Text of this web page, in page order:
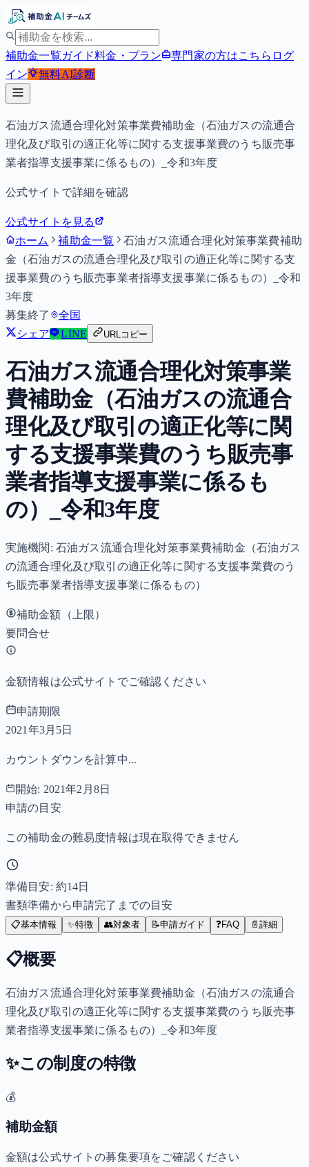
補助金一覧ガイド料金・プラン 専門家の方はこちら ログ
イン
無料AI診断
石油ガス流通合理化対策事業費補助金（石油ガスの流通合
理化及び取引の適正化等に関する支援事業費のうち販売事
業者指導支援事業に係るもの）_令和3年度
公式サイトで詳細を確認
公式サイトを見る
ホーム
補助金一覧
石油ガス流通合理化対策事業費補助
金（石油ガスの流通合理化及び取引の適正化等に関する支
援事業費のうち販売事業者指導支援事業に係るもの）_令和
3年度
募集終了
全国
シェア
LINE URLコピー
石油ガス流通合理化対策事業
費補助金（石油ガスの流通合
理化及び取引の適正化等に関
する支援事業費のうち販売事
業者指導支援事業に係るも
の）_令和3年度
実施機関: 石油ガス流通合理化対策事業費補助金（石油ガス
の流通合理化及び取引の適正化等に関する支援事業費のう
ち販売事業者指導支援事業に係るもの）
補助金額（上限）
要問合せ
金額情報は公式サイトでご確認ください
申請期限
2021年3月5日
カウントダウンを計算中...
開始: 2021年2月8日
申請の目安
この補助金の難易度情報は現在取得できません
準備目安: 約14日
書類準備から申請完了までの目安
📋基本情報 ✨特徴 👥対象者 📝申請ガイド ❓FAQ 📄 詳細
📋概要
石油ガス流通合理化対策事業費補助金（石油ガスの流通合
理化及び取引の適正化等に関する支援事業費のうち販売事
業者指導支援事業に係るもの）_令和3年度
✨この制度の特徴
💰
補助金額
金額は公式サイトの募集要項をご確認ください